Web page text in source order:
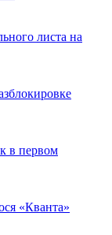
листа на
в первом
«Кванта»